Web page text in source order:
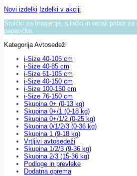
Novi izdelki Izdelki v akciji
Stolčki za hranjenje, slinčki in ostali pribor za
papavčke.
Kategorija Avtosedeži
i-Size 40-105 cm
i-Size 40-85 cm
i-Size 61-105 cm
i-Size 40-150 cm
i-Size 100-150 cm
i-Size 76-150 cm
Skupina 0+ (0-13 kg)
Skupina 0+/1 (0-18 kg)
Skupina 0+/1/2 (0-25 kg)
Skupina 0/1/2/3 (0-36 kg)
Skupina 1 (9-18 kg)
Vrtljivi avtosedeži
Skupina 1/2/3 (9-36 kg)
Skupina 2/3 (15-36 kg)
Podloge in prevleke
Dodatna oprema